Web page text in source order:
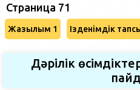
Страница 71
Жазылым 1 Ізденімдік
Дәрілік